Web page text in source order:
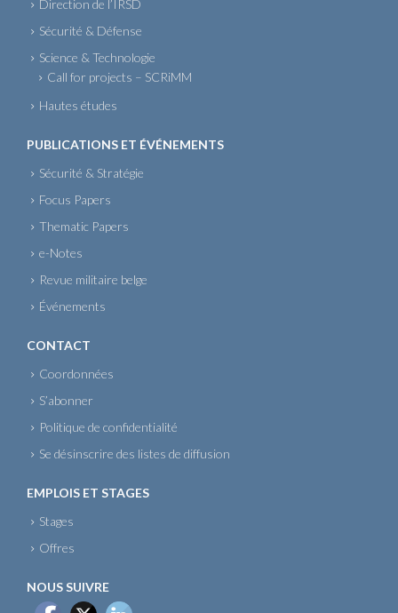
Direction de l’IRSD
Sécurité & Défense
Science & Technologie
Call for projects – SCRiMM
Hautes études
PUBLICATIONS ET ÉVÉNEMENTS
Sécurité & Stratégie
Focus Papers
Thematic Papers
e-Notes
Revue militaire belge
Événements
CONTACT
Coordonnées
S’abonner
Politique de confidentialité
Se désinscrire des listes de diffusion
EMPLOIS ET STAGES
Stages
Offres
NOUS SUIVRE